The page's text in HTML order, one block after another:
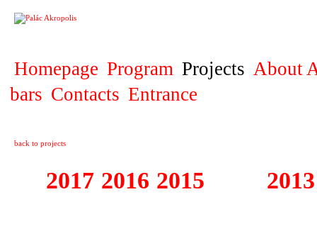
Homepage Program Projects About
bars Contacts Entrance
back to projects
2017 2016 2015 2013